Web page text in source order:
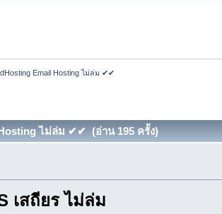
Email Hosting ไม่ล่ม ✔✔
ไม่ล่ม ✔✔ (อ่าน 195 ครั้ง)
เสถียร ไม่ล่ม